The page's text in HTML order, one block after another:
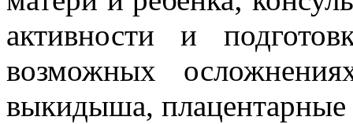
активности и
возможных
выкидыша,